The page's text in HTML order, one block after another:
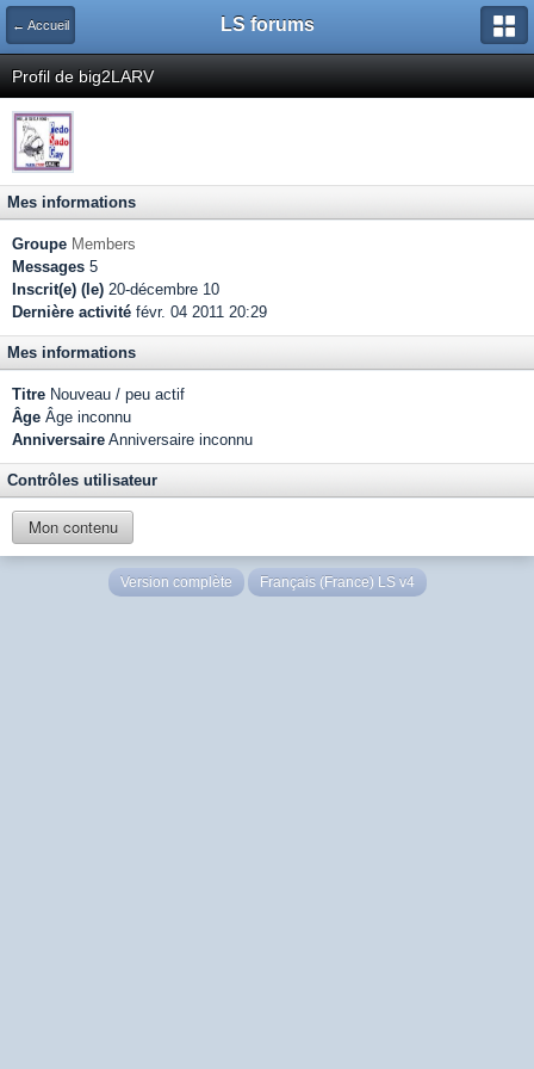
← Accueil LS forums
Profil de big2LARV
Mes informations
Groupe Members
Messages 5
Inscrit(e) (le) 20-décembre 10
Dernière activité févr. 04 2011 20:29
Mes informations
Titre Nouveau / peu actif
Âge Âge inconnu
Anniversaire Anniversaire inconnu
Contrôles utilisateur
Mon contenu
Version complète Français (France) LS v4